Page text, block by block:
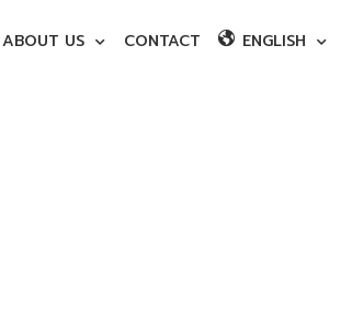
ABOUT US CONTACT ENGLISH